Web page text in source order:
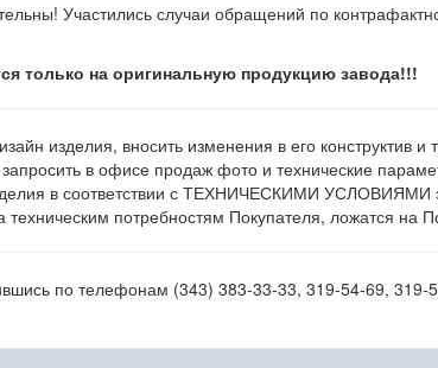
Участились случаи обращений по
только на оригинальную продукцию завода!!!
изделия, вносить изменения в его конструктив
в офисе продаж фото и технические
в соответствии с ТЕХНИЧЕСКИМИ УСЛОВИЯМИ
потребностям Покупателя, ложатся на
по телефонам (343) 383-33-33, 319-54-69, 319-